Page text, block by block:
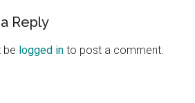
Reply
be logged in to post a comment.